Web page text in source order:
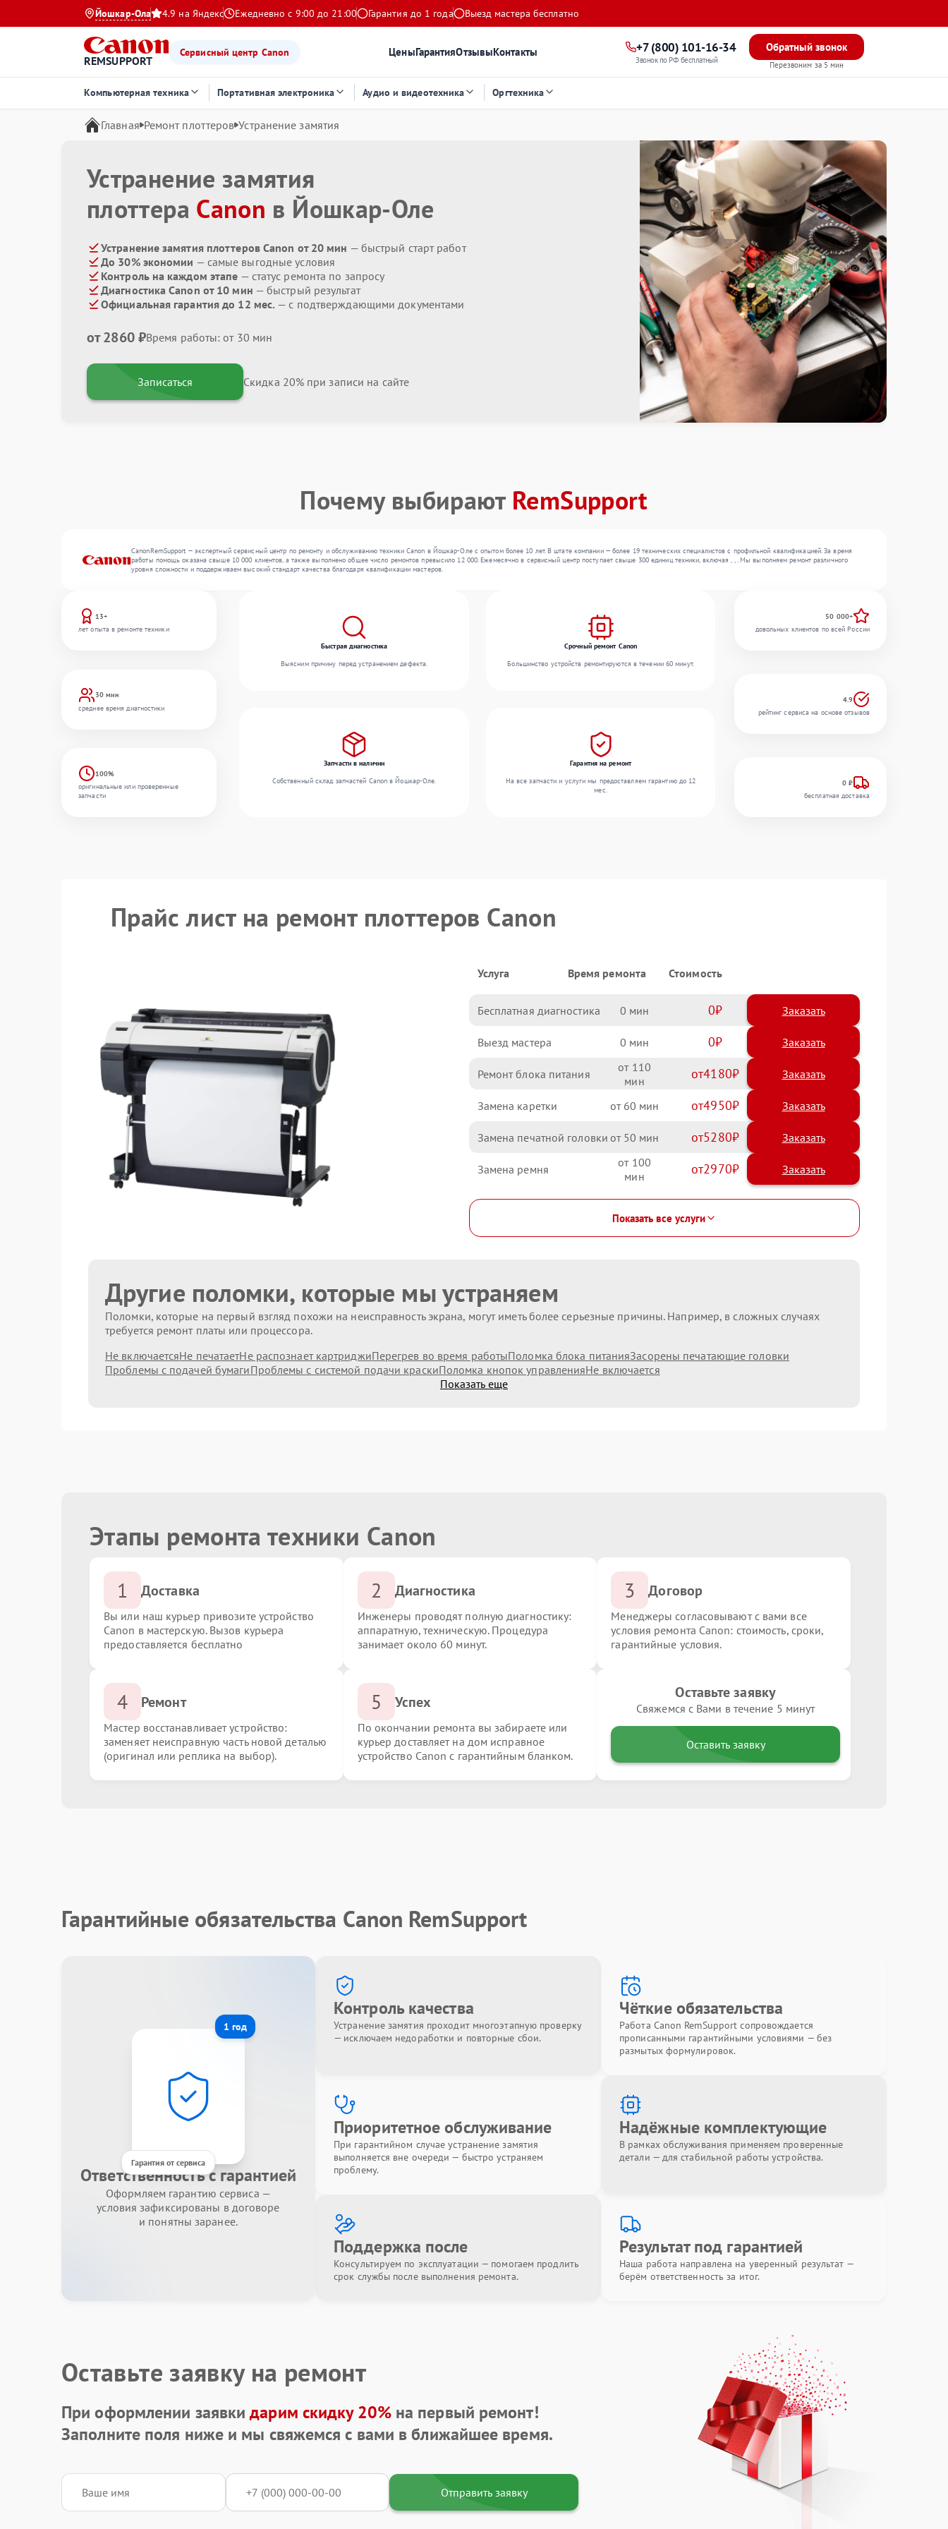
Йошкар-Ола 4.9 на Яндекс Ежедневно с 9:00 до 21:00 Гарантия до 1 года Выезд мастера бесплатно
REMSUPPORT
Сервисный центр Canon ЦеныГарантияОтзывыКонтакты +7 (800) 101-16-34
Звонок по РФ бесплатный
Обратный звонок
Перезвоним за 5 мин
Компьютерная техника Портативная электроника Аудио и видеотехника Оргтехника
Главная Ремонт плоттеров Устранение замятия
Устранение замятия
плоттера Canon в Йошкар-Оле
Устранение замятия плоттеров Canon от 20 мин — быстрый старт работ
До 30% экономии — самые выгодные условия
Контроль на каждом этапе — статус ремонта по запросу
Диагностика Canon от 10 мин — быстрый результат
Официальная гарантия до 12 мес. — с подтверждающими документами
от 2860 ₽Время работы: от 30 мин
Записаться Скидка 20% при записи на сайте
Почему выбирают RemSupport
CanonRemSupport — экспертный сервисный центр по ремонту и обслуживанию техники Canon в Йошкар-Оле с опытом более 10 лет. В штате компании — более 19 технических специалистов с профильной квалификацией. За время
работы помощь оказана свыше 10 000 клиентов, а также выполнено общее число ремонтов превысило 12 000. Ежемесячно в сервисный центр поступает свыше 300 единиц техники, включая , , . Мы выполняем ремонт различного
уровня сложности и поддерживаем высокий стандарт качества благодаря квалификации мастеров.
13+
лет опыта в ремонте техники
30 мин
среднее время диагностики
100%
оригинальные или проверенные
запчасти
Быстрая диагностика
Выясним причину перед устранением дефекта.
Срочный ремонт Canon
Большинство устройств ремонтируются в течении 60 минут.
Запчасти в наличии
Собственный склад запчастей Canon в Йошкар-Оле.
Гарантия на ремонт
На все запчасти и услуги мы предоставляем гарантию до 12
мес.
50 000+
довольных клиентов по всей России
4.9
рейтинг сервиса на основе отзывов
0 ₽
бесплатная доставка
Прайс лист на ремонт плоттеров Canon
Услуга Время ремонта Стоимость
Бесплатная диагностика 0 0 Заказать
Выезд мастера 0 0 Заказать
Ремонт блока питания 110 4180
Замена каретки 60 4950
Замена печатной головки 50 5280
Замена ремня 100 2970
Показать все услуги
Другие поломки, которые мы устраняем
Поломки, которые на первый взгляд похожи на неисправность экрана, могут иметь более серьезные причины. Например, в сложных случаях
требуется ремонт платы или процессора.
Не включаетсяНе печатаетНе распознает картриджиПерегрев во время работыПоломка блока питанияЗасорены печатающие головки
Проблемы с подачей бумагиПроблемы с системой подачи краскиПоломка кнопок управленияНе включается
Показать еще
Этапы ремонта техники Canon
1 Доставка
Вы или наш курьер привозите устройство
Canon в мастерскую. Вызов курьера
предоставляется бесплатно
2 Диагностика
Инженеры проводят полную диагностику:
аппаратную, техническую. Процедура
занимает около 60 минут.
3 Договор
Менеджеры согласовывают с вами все
условия ремонта Canon: стоимость, сроки,
гарантийные условия.
4 Ремонт
Мастер восстанавливает устройство:
заменяет неисправную часть новой деталью
(оригинал или реплика на выбор).
5 Успех
По окончании ремонта вы забираете или
курьер доставляет на дом исправное
устройство Canon с гарантийным бланком.
Оставьте заявку
Свяжемся с Вами в течение 5 минут
Оставить заявку
Гарантийные обязательства Canon RemSupport
1 год
Гарантия от сервиса
Ответственность с гарантией
Оформляем гарантию сервиса —
условия зафиксированы в договоре
и понятны заранее.
Контроль качества
Устранение замятия проходит многоэтапную проверку
— исключаем недоработки и повторные сбои.
Чёткие обязательства
Работа Canon RemSupport сопровождается
прописанными гарантийными условиями — без
размытых формулировок.
Приоритетное обслуживание
При гарантийном случае устранение замятия
выполняется вне очереди — быстро устраняем
проблему.
Надёжные комплектующие
В рамках обслуживания применяем проверенные
детали — для стабильной работы устройства.
Поддержка после
Консультируем по эксплуатации — помогаем продлить
срок службы после выполнения ремонта.
Результат под гарантией
Наша работа направлена на уверенный результат —
берём ответственность за итог.
Оставьте заявку на ремонт
При оформлении заявкидарим скидку 20%на первый ремонт!
Заполните поля ниже и мы свяжемся с вами в ближайшее время.
Отправить заявку